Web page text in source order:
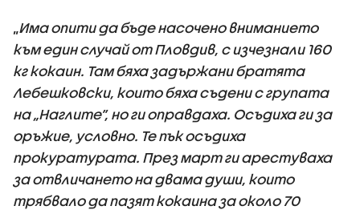
„Има опити да бъде насочено вниманието
към един случай от Пловдив, с изчезнали 160
кг кокаин. Там бяха задържани братята
Лебешковски, които бяха съдени с групата
на „Наглите”, но ги оправдаха. Осъдиха ги за
оръжие, условно. Те пък осъдиха
прокуратурата. През март ги арестуваха
за отвличането на двама души, които
трябвало да пазят кокаина за около 70